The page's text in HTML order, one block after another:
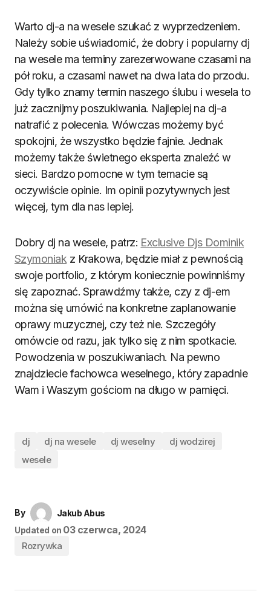
Warto dj-a na wesele szukać z wyprzedzeniem.
Należy sobie uświadomić, że dobry i popularny dj
na wesele ma terminy zarezerwowane czasami na
pół roku, a czasami nawet na dwa lata do przodu.
Gdy tylko znamy termin naszego ślubu i wesela to
już zacznijmy poszukiwania. Najlepiej na dj-a
natrafić z polecenia. Wówczas możemy być
spokojni, że wszystko będzie fajnie. Jednak
możemy także świetnego eksperta znaleźć w
sieci. Bardzo pomocne w tym temacie są
oczywiście opinie. Im opinii pozytywnych jest
więcej, tym dla nas lepiej.
Dobry dj na wesele, patrz: Exclusive Djs Dominik
Szymoniak z Krakowa, będzie miał z pewnością
swoje portfolio, z którym koniecznie powinniśmy
się zapoznać. Sprawdźmy także, czy z dj-em
można się umówić na konkretne zaplanowanie
oprawy muzycznej, czy też nie. Szczegóły
omówcie od razu, jak tylko się z nim spotkacie.
Powodzenia w poszukiwaniach. Na pewno
znajdziecie fachowca weselnego, który zapadnie
Wam i Waszym gościom na długo w pamięci.
dj dj na wesele dj weselny
dj wodzirej
wesele
By
Jakub Abus
Updated on 03 czerwca, 2024
Rozrywka